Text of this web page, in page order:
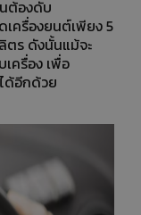
นต้องดับ
เครื่องยนต์เพียง 5
ตร ดังนั้นแม้จะ
ครื่อง เพื่อ
ด้อีกด้วย